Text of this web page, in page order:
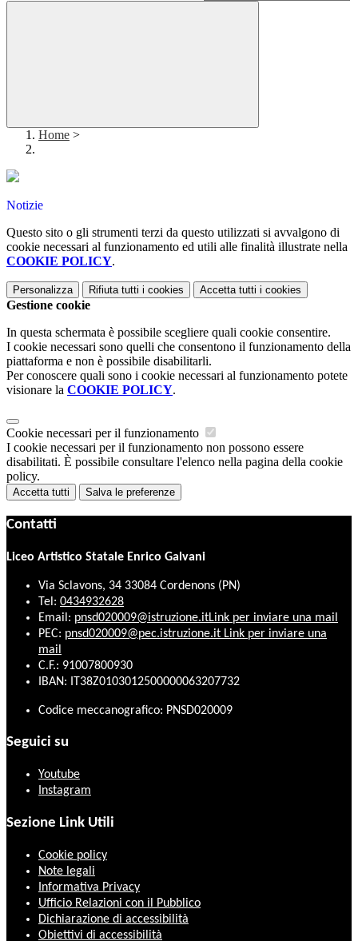
Home >
Notizie
Questo sito o gli strumenti terzi da questo utilizzati si avvalgono di
cookie necessari al funzionamento ed utili alle finalità illustrate nella
COOKIE POLICY.
Personalizza Rifiuta tutti i cookies Accetta tutti i cookies
Gestione cookie
In questa schermata è possibile scegliere quali cookie consentire.
I cookie necessari sono quelli che consentono il funzionamento della
piattaforma e non è possibile disabilitarli.
Per conoscere quali sono i cookie necessari al funzionamento potete
visionare la COOKIE POLICY.
Cookie necessari per il funzionamento
I cookie necessari per il funzionamento non possono essere
disabilitati. È possibile consultare l'elenco nella pagina della cookie
policy.
Accetta tutti Salva le preferenze
Contatti
Liceo Artistico Statale Enrico Galvani
Via Sclavons, 34 33084 Cordenons (PN)
Tel: 0434932628
Email: pnsd020009@istruzione.itLink per inviare una mail
PEC: pnsd020009@pec.istruzione.it Link per inviare una
mail
C.F.: 91007800930
IBAN: IT38Z0103012500000063207732
Codice meccanografico: PNSD020009
Seguici su
Youtube
Instagram
Sezione Link Utili
Cookie policy
Note legali
Informativa Privacy
Ufficio Relazioni con il Pubblico
Dichiarazione di accessibilità
Obiettivi di accessibilità